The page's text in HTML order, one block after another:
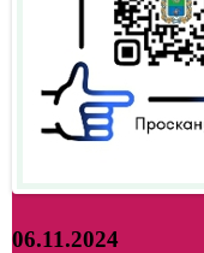
06.11.2024